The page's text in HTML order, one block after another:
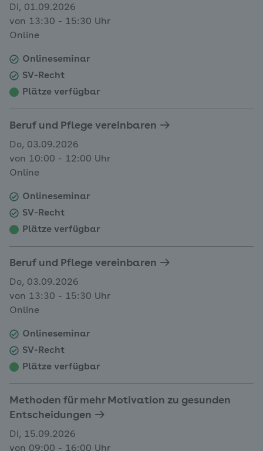
Di, 01.09.2026
von 13:30 - 15:30 Uhr
Online
Onlineseminar
SV-Recht
Plätze verfügbar
Beruf und Pflege vereinbaren
Do, 03.09.2026
von 10:00 - 12:00 Uhr
Online
Onlineseminar
SV-Recht
Plätze verfügbar
Beruf und Pflege vereinbaren
Do, 03.09.2026
von 13:30 - 15:30 Uhr
Online
Onlineseminar
SV-Recht
Plätze verfügbar
Methoden für mehr Motivation zu gesunden
Entscheidungen
Di, 15.09.2026
von 09:00 - 16:00 Uhr